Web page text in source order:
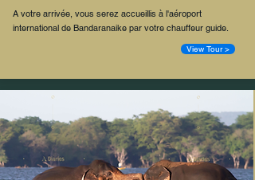
A votre arrivée, vous serez accueillis à l'aéroport
international de Bandaranaike par votre chauffeur guide.
View Tour >